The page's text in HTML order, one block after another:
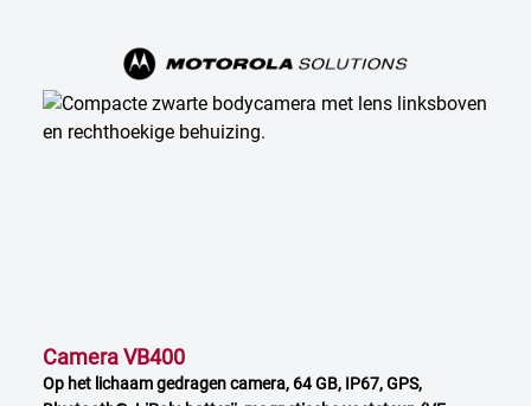
Camera VB400
Op het lichaam gedragen camera, 64 GB, IP67, GPS,